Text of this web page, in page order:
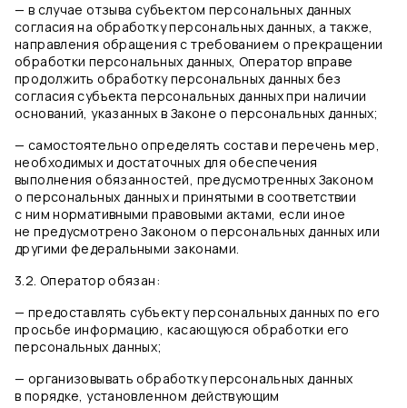
— в случае отзыва субъектом персональных данных
согласия на обработку персональных данных, а также,
направления обращения с требованием о прекращении
обработки персональных данных, Оператор вправе
продолжить обработку персональных данных без
согласия субъекта персональных данных при наличии
оснований, указанных в Законе о персональных данных;
— самостоятельно определять состав и перечень мер,
необходимых и достаточных для обеспечения
выполнения обязанностей, предусмотренных Законом
о персональных данных и принятыми в соответствии
с ним нормативными правовыми актами, если иное
не предусмотрено Законом о персональных данных или
другими федеральными законами.
3.2. Оператор обязан:
— предоставлять субъекту персональных данных по его
просьбе информацию, касающуюся обработки его
персональных данных;
— организовывать обработку персональных данных
в порядке, установленном действующим